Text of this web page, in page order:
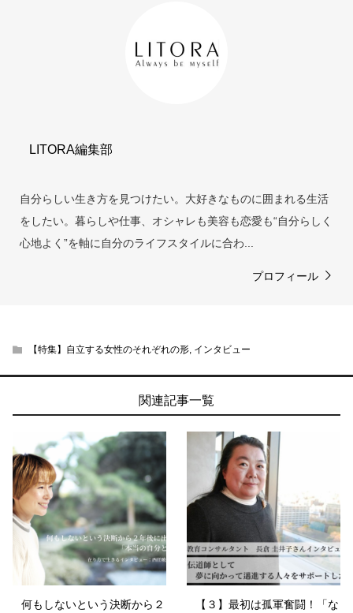
LITORA編集部
自分らしい生き方を見つけたい。大好きなものに囲まれる生活
をしたい。暮らしや仕事、オシャレも美容も恋愛も“自分らしく
心地よく”を軸に自分のライフスタイルに合わ...
プロフィール
【特集】自立する女性のそれぞれの形, インタビュー
関連記事一覧
何もしないという決断から２
【３】最初は孤軍奮闘！「な